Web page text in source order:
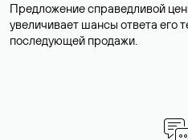
Предложение справедливой
увеличивает шансы ответа его
последующей продажи.